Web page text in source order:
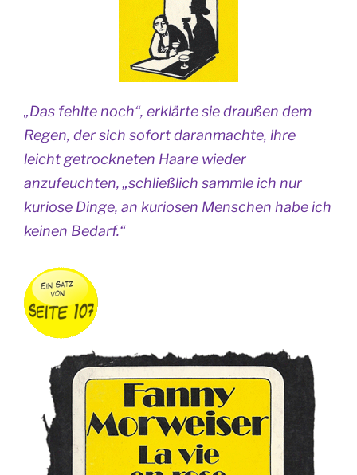
„Das fehlte noch“, erklärte sie draußen dem
Regen, der sich sofort daranmachte, ihre
leicht getrockneten Haare wieder
anzufeuchten, „schließlich sammle ich nur
kuriose Dinge, an kuriosen Menschen habe ich
keinen Bedarf.“